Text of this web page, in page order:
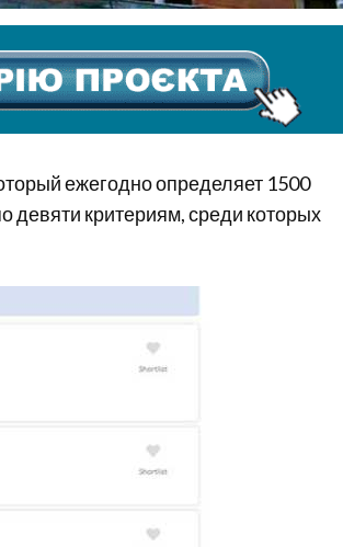
ежегодно определяет 1500
девяти критериям, среди которых